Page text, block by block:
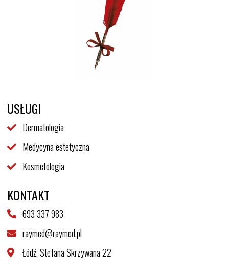
USŁUGI
Dermatologia
Medycyna estetyczna
Kosmetologia
KONTAKT
693 337 983
raymed@raymed.pl
Łódź, Stefana Skrzywana 22